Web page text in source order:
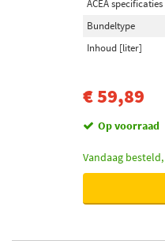
ACEA specificaties
Bundeltype
Inhoud [liter]
€ 59,89
Op voorraad
Vandaag